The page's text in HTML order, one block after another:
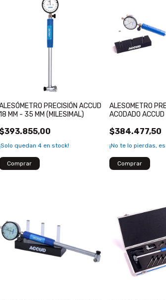
PRECISIÓN ACCUD
MM - 35 MM (MILESIMAL)
quedan 4en stock!
ALESOMETRO
ACODADO
$384.477,50
¡No te lo pierdas,